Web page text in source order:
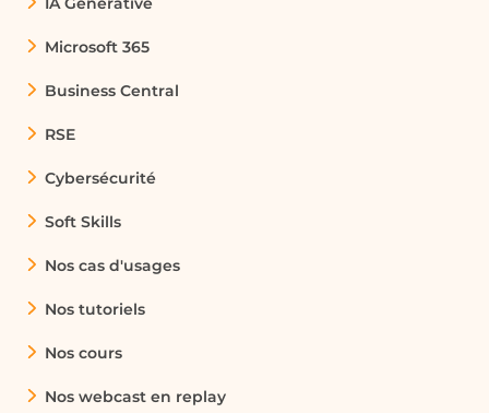
capacités de l'intelligence artificielle dans votre
avec une maîtrise accrue de la production de
contenus grâce à l'IA, vous permettant ainsi de
Microsoft 365
Business Central
RSE
Cybersécurité
Soft Skills
Nos cas d'usages
Nos tutoriels
Nos cours
Nos webcast en replay